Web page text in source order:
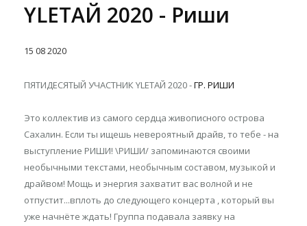
YLETAЙ 2020 - Риши
15 082020
ПЯТИДЕСЯТЫЙ УЧАСТНИК YLETAЙ 2020 -ГР. РИШИ
Это коллектив из самого сердца живописного острова
Сахалин. Если ты ищешь невероятный драйв, то тебе - на
выступление РИШИ! \РИШИ/ запоминаются своими
необычными текстами, необычным составом, музыкой и
драйвом! Мощь и энергия захватит вас волной и не
отпустит...вплоть до следующего концерта , который вы
уже начнёте ждать! Группа подавала заявку на